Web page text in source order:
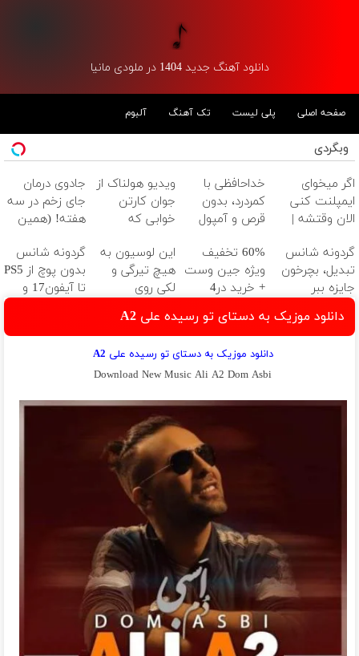
دانلود آهنگ جدید 1404 در ملودی مانیا
صفحه اصلی پلی لیست تک آهنگ آلبوم
وبگردی
اگر میخوای
ایمپلنت کنی
الان وقتشه |
میلیون تومان!!!
خداحافظی با
کمردرد، بدون
قرص و آمپول
ویدیو هولناک از
جوان کارتن
خوابی که
آموزش رایگان
جادوی درمان
جای زخم در سه
هفته! (همین
صحبت کنید)
گردونه شانس
تبدیل، بچرخون
جایزه ببر
60% تخفیف
ویژه جین وست
+ خرید در4
این لوسیون به
هیچ تیرگی و
لکی روی
نمیکنه
گردونه شانس
بدون پوچ از PS5
تا آیفون17 و
دانلود موزیک به دستای تو رسیده علی A2
دانلود موزیک به دستای تو رسیده علی A2
Download New Music Ali A2 Dom Asbi